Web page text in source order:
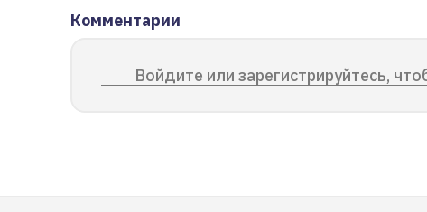
Комментарии
Войдите или зарегистрируйтесь,